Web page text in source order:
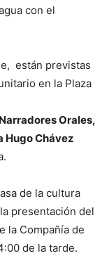
con el
están previstas
en la Plaza
Narradores Orales,
Hugo Chávez
de la cultura
presentación del
la Compañía de
de la tarde.